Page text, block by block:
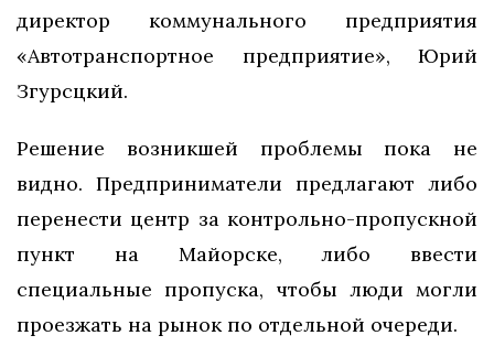
директор коммунального предприятия
«Автотранспортное предприятие», Юрий
Згурсцкий.
Решение возникшей проблемы пока не
видно. Предприниматели предлагают либо
перенести центр за контрольно-пропускной
пункт на Майорске, либо ввести
специальные пропуска, чтобы люди могли
проезжать на рынок по отдельной очереди.